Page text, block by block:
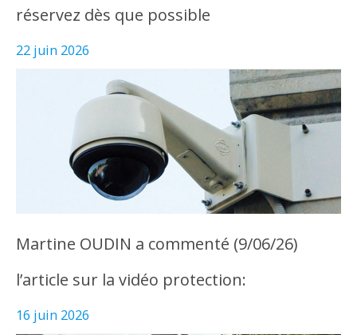
réservez dès que possible
22 juin 2026
Martine OUDIN a commenté (9/06/26)
l’article sur la vidéo protection:
16 juin 2026